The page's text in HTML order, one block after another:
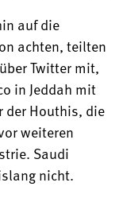
auf die
achten, teilten
Twitter mit,
in Jeddah mit
der Houthis, die
weiteren
Saudi
nicht.